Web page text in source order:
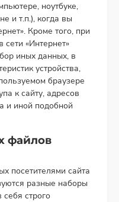
ноутбуке,
и т.п.), когда вы
Кроме того, при
«Интернет»
иных данных, в
устройства,
браузере
к сайту, адресов
и иной подобной
файлов
посетителями сайта
разные наборы
строго